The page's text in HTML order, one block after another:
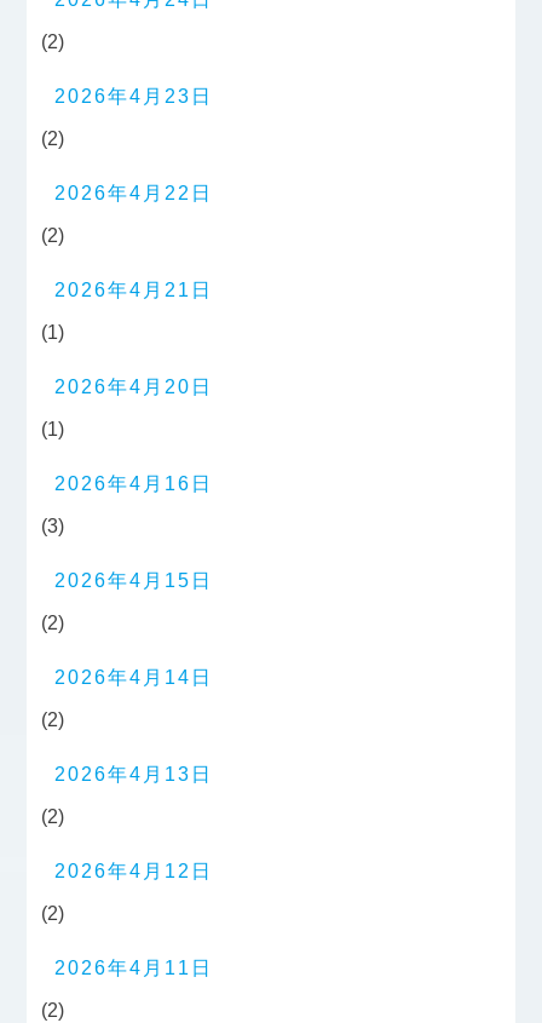
(2)
2026年4月23日
(2)
2026年4月22日
(2)
2026年4月21日
(1)
2026年4月20日
(1)
2026年4月16日
(3)
2026年4月15日
(2)
2026年4月14日
(2)
2026年4月13日
(2)
2026年4月12日
(2)
2026年4月11日
(2)